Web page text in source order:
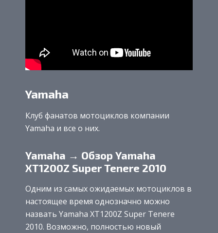
Yamaha
Клуб фанатов мотоциклов компании
Yamaha и все о них.
Yamaha → Обзор Yamaha
XT1200Z Super Tenere 2010
Одним из самых ожидаемых мотоциклов в
настоящее время однозначно можно
назвать Yamaha XT1200Z Super Tenere
2010. Возможно, полностью новый